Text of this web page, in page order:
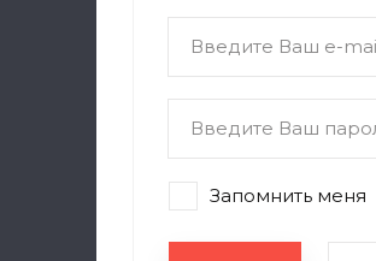
Запомнить меня